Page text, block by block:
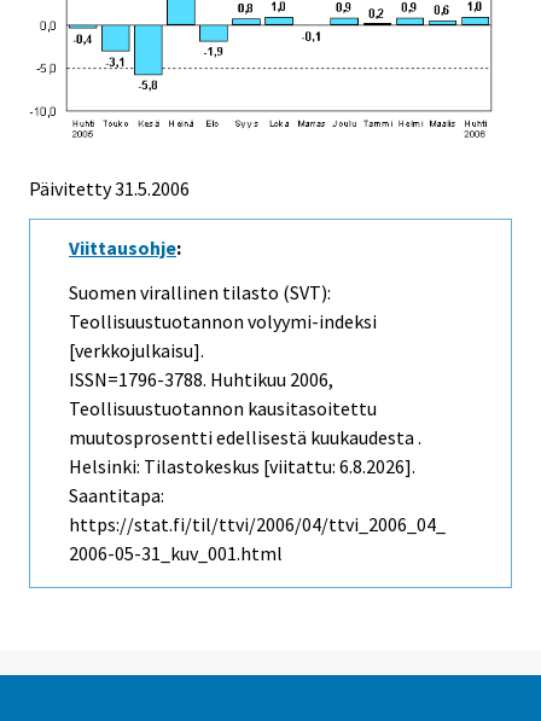
Päivitetty31.5.2006
Viittausohje:
Suomen virallinen tilasto (SVT):
Teollisuustuotannon volyymi-indeksi
[verkkojulkaisu].
ISSN=1796-3788. Huhtikuu 2006,
Teollisuustuotannon kausitasoitettu
muutosprosentti edellisestä kuukaudesta .
Helsinki: Tilastokeskus [viitattu: 6.8.2026].
Saantitapa:
https://stat.fi/til/ttvi/2006/04/ttvi_2006_04_
2006-05-31_kuv_001.html